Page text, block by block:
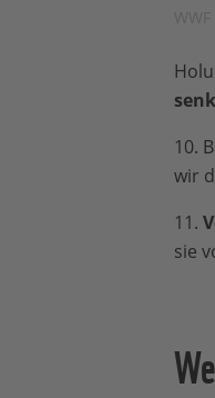
10.
wir
11.
sie